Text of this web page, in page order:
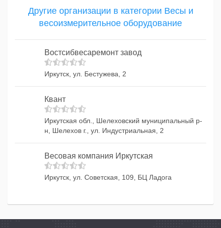
Другие организации в категории Весы и
весоизмерительное оборудование
Востсибвесаремонт завод
Иркутск, ул. Бестужева, 2
Квант
Иркутская обл., Шелеховский муниципальный р-
н, Шелехов г., ул. Индустриальная, 2
Весовая компания Иркутская
Иркутск, ул. Советская, 109, БЦ Ладога